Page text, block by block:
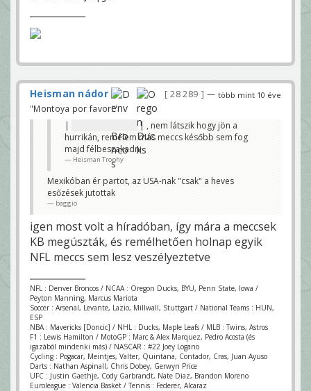
több mint 10 éve
Heisman nádor 28 289
—
"Montoya por favor!"
|
| , nem látszik hogy jön a
hurrikán, remélem más meccs később sem fog
majd félbeszakadni
Heisman Trophy
Mexikóban ér partot, az USA-nak "csak" a heves
esőzések jutottak
baggio
igen most volt a híradóban, így mára a meccsek
KB megúszták, és remélhetően holnap egyik
NFL meccs sem lesz veszélyeztetve
NFL : Denver Broncos / NCAA : Oregon Ducks, BYU, Penn State, Iowa /
Peyton Manning, Marcus Mariota
Soccer : Arsenal, Levante, Lazio, Millwall, Stuttgart / National Teams : HUN,
ESP
NBA : Mavericks [Doncic] / NHL : Ducks, Maple Leafs / MLB : Twins, Astros
F1 : Lewis Hamilton / MotoGP : Marc & Alex Marquez, Pedro Acosta (és
igazából mindenki más) / NASCAR : #22 Joey Logano
Cycling : Pogacar, Meintjes, Valter, Quintana, Contador, Cras, Juan Ayuso
Darts : Nathan Aspinall, Chris Dobey, Gerwyn Price
UFC : Justin Gaethje, Cody Garbrandt, Nate Diaz, Brandon Moreno
Euroleague : Valencia Basket / Tennis : Federer, Alcaraz